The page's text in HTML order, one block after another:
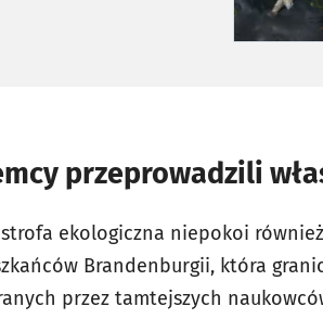
przeprowadzili
ekologiczna niepokoi
Brandenburgii, która
przez tamtejszych